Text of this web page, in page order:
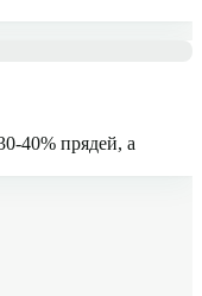
40% прядей, а